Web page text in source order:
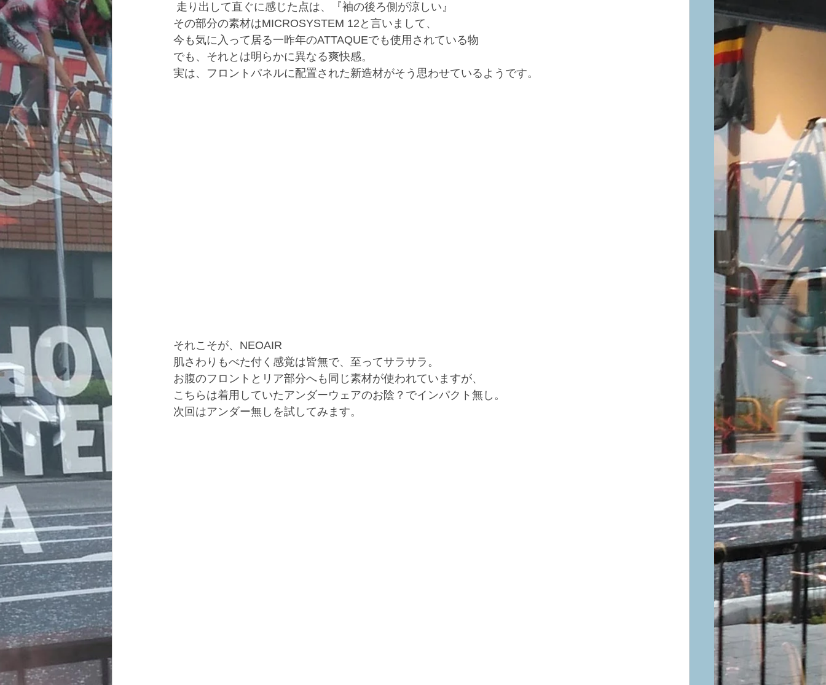
走り出して直ぐに感じた点は、『袖の後ろ側が涼しい』
その部分の素材はMICROSYSTEM 12と言いまして、
今も気に入って居る一昨年のATTAQUEでも使用されている物
でも、それとは明らかに異なる爽快感。
実は、フロントパネルに配置された新造材がそう思わせているようです。
それこそが、NEOAIR
肌さわりもべた付く感覚は皆無で、至ってサラサラ。
お腹のフロントとリア部分へも同じ素材が使われていますが、
こちらは着用していたアンダーウェアのお陰？でインパクト無し。
次回はアンダー無しを試してみます。